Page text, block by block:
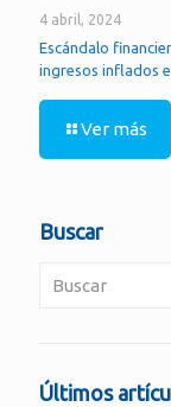
4 abril, 2024
Escándalo
ingresos inflados
Ver más
Buscar
Últimos